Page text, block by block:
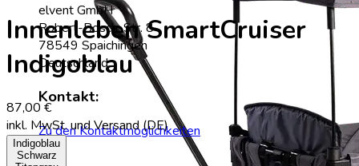
elvent GmbH
Robert-Bosch-Str. 8
78549 Spaichingen
Deutschland
Kontakt:
Zu den Kontaktmöglichkeiten
Innenleben SmartCruiser
Indigoblau
87,00 €
inkl. MwSt.und Versand (DE)
Indigoblau
Schwarz